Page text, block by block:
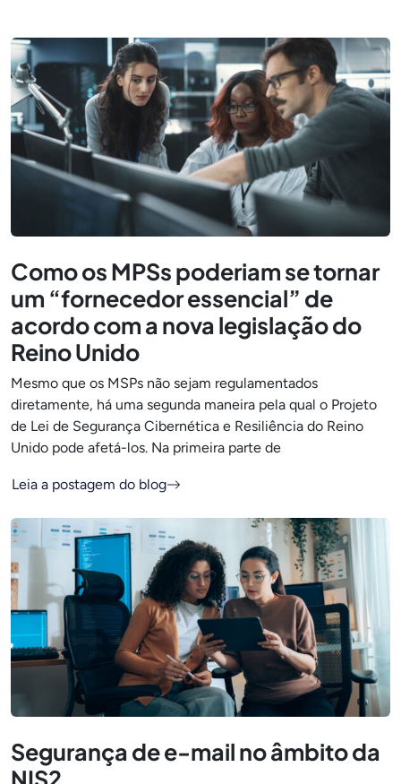
Como os MPSs poderiam se tornar
um “fornecedor essencial” de
acordo com a nova legislação do
Reino Unido
Mesmo que os MSPs não sejam regulamentados
diretamente, há uma segunda maneira pela qual o Projeto
de Lei de Segurança Cibernética e Resiliência do Reino
Unido pode afetá-los. Na primeira parte de
Leia a postagem do blog
Segurança de e-mail no âmbito da
NIS2